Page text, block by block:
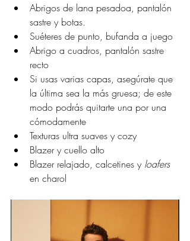
Abrigos de lana pesadoa, pantalón
sastre y botas.
Suéteres de punto, bufanda a juego
Abrigo a cuadros, pantalón sastre
recto
Si usas varias capas, asegúrate que
la última sea la más gruesa; de este
modo podrás quitarte una por una
cómodamente
Texturas ultra suaves y cozy
Blazer y cuello alto
Blazer relajado, calcetines y loafers
en charol